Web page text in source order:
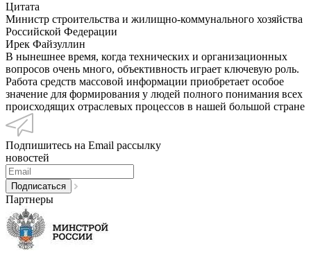
Цитата
Министр строительства и жилищно-коммунального хозяйства
Российской Федерации
Ирек Файзуллин
В нынешнее время, когда технических и организационных
вопросов очень много, объективность играет ключевую роль.
Работа средств массовой информации приобретает особое
значение для формирования у людей полного понимания всех
происходящих отраслевых процессов в нашей большой стране
Подпишитесь на Email рассылку
новостей
Партнеры